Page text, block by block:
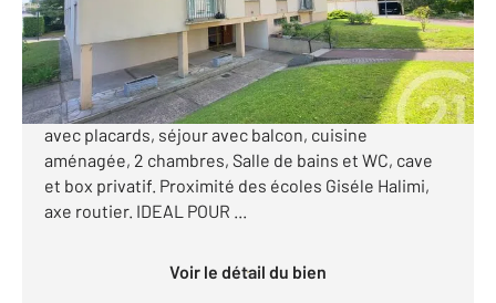
159 000 €
PROCHE GARE EAUBONNE ! appartement de type F3
dans résidence verdoyante vous offrant : entrée
avec placards, séjour avec balcon, cuisine
aménagée, 2 chambres, Salle de bains et WC, cave
et box privatif. Proximité des écoles Giséle Halimi,
axe routier. IDEAL POUR ...
Voir le détail du bien